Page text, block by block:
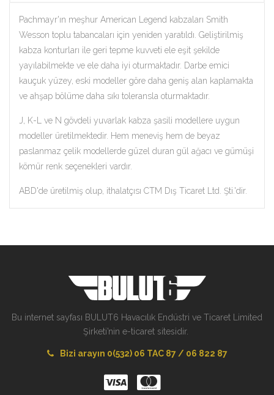
Pachmayr'ın meşhur American Legend kabzaları Smith
Wesson toplu tabancaları için yeniden yaratıldı. Geliştirilmiş
kabza konturları ile geri tepme kuvveti ele eşit şekilde
yayılabilmekte ve ele daha iyi oturmaktadır. Darbe emici
kauçuk yüzey, eski modeller göre daha geniş alan kaplamakta
ve ahşap bölüme daha sıkı toleransla oturmaktadır.
J, K-L ve N gövdeli yuvarlak kabza şasili modellere uygun
modeller üretilmektedir. Hem meneviş hem de beyaz
paslanmaz çelik modellerde güzel duran gül ağacı ve gümüşi
kömür renk seçenekleri vardır.
ABD'de üretilmiş olup, ithalatçısı CTM Dış Ticaret Ltd. Şti.'dir.
Bu internet sayfası BULUT6 Havacılık Endüstri ve Ticaret Limited
Şirketi’nin e-ticaret sitesidir.
Bizi arayın 0(532) 06 TAC 87 / 06 822 87